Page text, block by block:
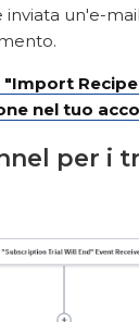
inviata un'e-
"Import
nel tuo
per i